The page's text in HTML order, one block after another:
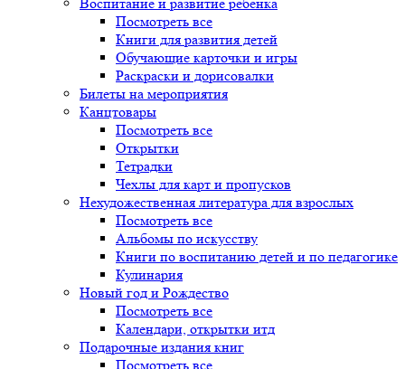
Посмотреть все
Книги для развития детей
Обучающие карточки и игры
Раскраски и дорисовалки
Билеты на мероприятия
Канцтовары
Посмотреть все
Открытки
Тетрадки
Чехлы для карт и пропусков
Нехудожественная литература для взрослых
Посмотреть все
Альбомы по искусству
Книги по воспитанию детей и по педагогике
Кулинария
Новый год и Рождество
Посмотреть все
Календари, открытки итд
Подарочные издания книг
Посмотреть все